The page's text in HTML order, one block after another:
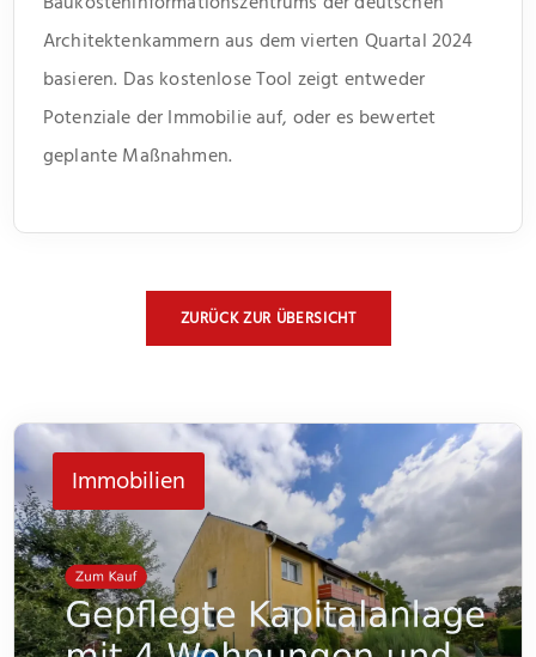
Architektenkammern aus dem vierten Quartal 2024
basieren. Das kostenlose Tool zeigt entweder
Potenziale der Immobilie auf, oder es bewertet
geplante Maßnahmen.
ZURÜCK ZUR ÜBERSICHT
Immobilien